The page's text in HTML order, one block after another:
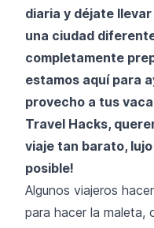
diaria y déjate
una ciudad
completamente
estamos aquí para
provecho a tus
Travel Hacks,
viaje tan barato,
posible!
Algunos viajeros
para hacer la maleta,